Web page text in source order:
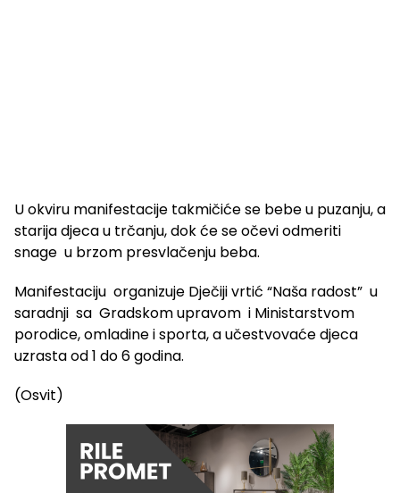
U okviru manifestacije takmičiće se bebe u puzanju, a
starija djeca u trčanju, dok će se očevi odmeriti
snage u brzom presvlačenju beba.
Manifestaciju organizuje Dječiji vrtić “Naša radost” u
saradnji sa Gradskom upravom i Ministarstvom
porodice, omladine i sporta, a učestvovaće djeca
uzrasta od 1 do 6 godina.
(Osvit)